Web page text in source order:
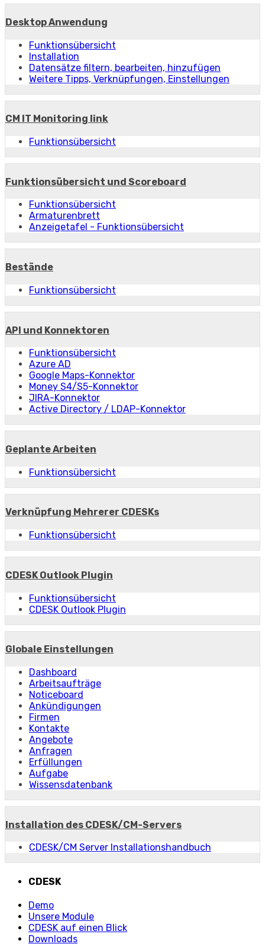
Desktop Anwendung
Funktionsübersicht
Installation
Datensätze filtern, bearbeiten, hinzufügen
Weitere Tipps, Verknüpfungen, Einstellungen
CM IT Monitoring link
Funktionsübersicht
Funktionsübersicht und Scoreboard
Funktionsübersicht
Armaturenbrett
Anzeigetafel - Funktionsübersicht
Bestände
Funktionsübersicht
API und Konnektoren
Funktionsübersicht
Azure AD
Google Maps-Konnektor
Money S4/S5-Konnektor
JIRA-Konnektor
Active Directory / LDAP-Konnektor
Geplante Arbeiten
Funktionsübersicht
Verknüpfung Mehrerer CDESKs
Funktionsübersicht
CDESK Outlook Plugin
Funktionsübersicht
CDESK Outlook Plugin
Globale Einstellungen
Dashboard
Arbeitsaufträge
Noticeboard
Ankündigungen
Firmen
Kontakte
Angebote
Anfragen
Erfüllungen
Aufgabe
Wissensdatenbank
Installation des CDESK/CM-Servers
CDESK/CM Server Installationshandbuch
CDESK
Demo
Unsere Module
CDESK auf einen Blick
Downloads